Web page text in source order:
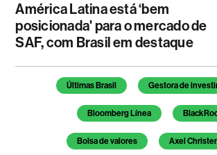
América Latina está ‘bem
posicionada' para o mercado de
SAF, com Brasil em destaque
Temas deste artigo
Últimas Brasil Gestora de
Bloomberg Línea
Bolsa de valores Axel